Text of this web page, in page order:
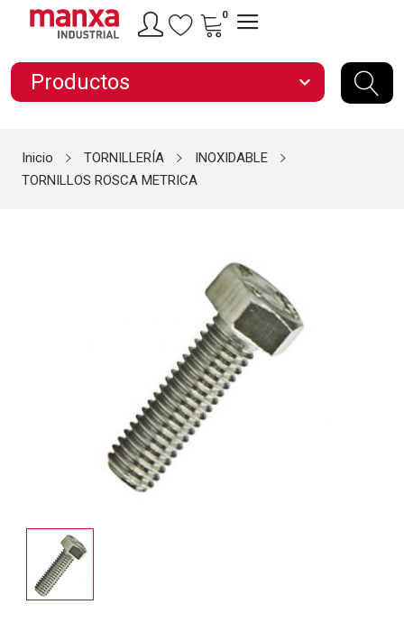
0
Productos expand_more
Inicio TORNILLERÍA
INOXIDABLE
TORNILLOS ROSCA METRICA